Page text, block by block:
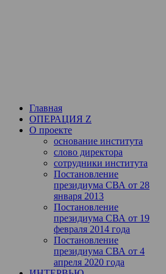
Институт
Главная
ОПЕРАЦИЯ Z
О проекте
основание института
слово директора
сотрудники института
Постановление
президиума СВА от 28
января 2013
Постановление
президиума СВА от 19
февраля 2014 года
Постановление
президиума СВА от 4
апреля 2020 года